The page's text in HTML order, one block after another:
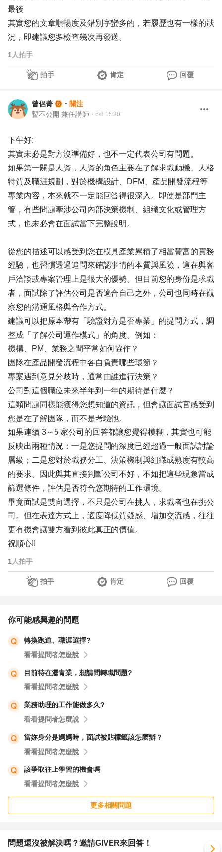
最後
其實您的文章順暢度及錯別字蠻多的，若履歷也有一樣的狀
況，即建議您多檢查幾次再發送。
1 人拍手
拍手 肯定 回覆
曾侶菁 ・ 關注
暫不公開 兼任講師 ・ 6/3 15:30
下午好:
其實未必是對方沒準備好，也不一定代表公司有問題。
如果第一關是人資，人資的角色主要在了解求職動機、人格
特質及職涯規劃，對於機構設計、DFM、產品開發流程等
專業內容，本來就不一定能回答得很深入。即使是部門主
管，有些問題牽涉公司內部決策機制、組織文化或管理方
式，也未必會在面試當下完整說明。
從您的描述可以感受到您在模具產業累積了相當豐富的實務
經驗，也習慣透過追問來確認事情的本質與風險，這在與客
戶洽談或專案管理上是很大的優勢。但目前您的身份是求職
者，面試除了評估公司是否適合自己之外，公司也同時在觀
察您的溝通風格與合作方式。
建議可以把原本帶有「驗證對方是否專業」的提問方式，調
整成「了解公司運作模式」的角度。例如：
機構、PM、業務之間平常如何協作？
團隊在產品開發流程中各自負責哪些環節？
專案遇到意見分歧時，通常由誰進行決策？
公司對這個職位未來半年到一年的期待是什麼？
這類問題同樣能獲得您想知道的資訊，但會讓面試官感受到
您是在了解團隊，而不是考驗他。
如果連續 3～5 家公司的回答都讓您覺得模糊，其實也可能
反映出兩種情況：一是您提問的深度已經超過一般面試討論
層級；二是您對於職務分工、決策機制與組織成熟度有較高
的要求。因此與其直接判斷公司不好，不如把這些現象當成
篩選條件，評估是否符合您期待的工作環境。
畢竟面試是雙向選擇，不只是公司在挑人，求職者也在挑公
司。但在表達方式上，適度降低質疑感、增加交流感，往往
更有機會讓雙方看到彼此真正的價值。
祝順心!!
1 人拍手
拍手 肯定 回覆
你可能感興趣的問題
轉換跑道、職涯選擇?
看看提問者怎麼說
目前待在瀝青業，想請問轉職問題?
看看提問者怎麼說
業務助理的工作能做多久?
看看提問者怎麼說
當妳身分是媽媽時，面試被貼標籤該怎麼辦？
看看提問者怎麼說
該爭取往上學習的機會嗎
看看提問者怎麼說
更多相關問題
問題還沒被解決嗎？邀請GIVER來回答！